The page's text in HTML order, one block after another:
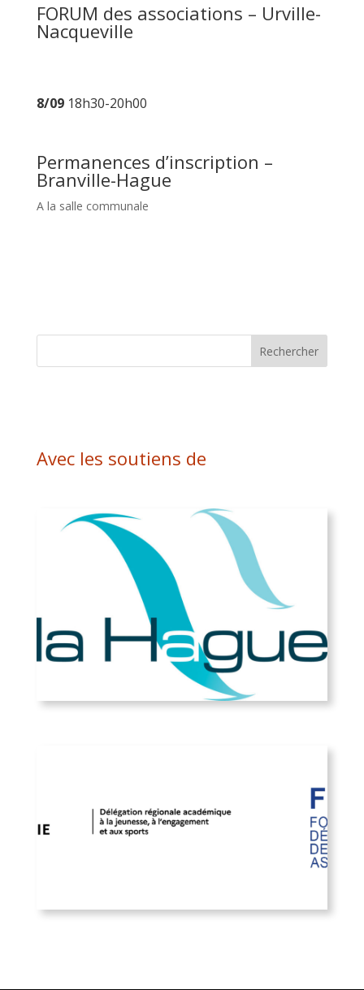
FORUM des associations – Urville-
Nacqueville
8/0918h30-20h00
Permanences d’inscription –
Branville-Hague
A la salle communale
Avec les soutiens de